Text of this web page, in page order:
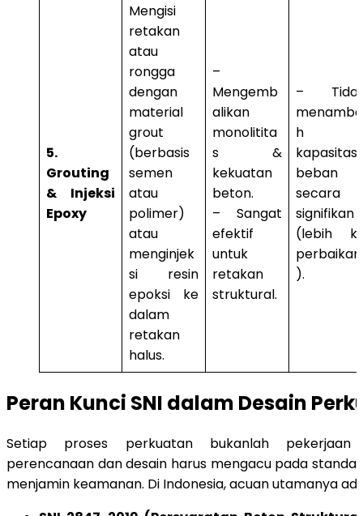
5.
Grouting
& Injeksi
Epoxy
Mengisi
retakan
atau
rongga
dengan
material
grout
(berbasis
semen
atau
polimer)
atau
menginjek
si resin
epoksi ke
dalam
retakan
halus.
–
Mengemb
alikan
monolitita
s &
kekuatan
beton.
– Sangat
efektif
untuk
retakan
struktural.
–
menamba
h
kapasitas
beban
secara
signifikan
(lebih
perbaikan
).
Peran Kunci SNI dalam Desain
Setiap proses perkuatan bukanlah pekerjaan
perencanaan dan desain harus mengacu pada
menjamin keamanan. Di Indonesia, acuan utamanya